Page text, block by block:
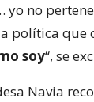
yo no
política que
soy“, se
Navia